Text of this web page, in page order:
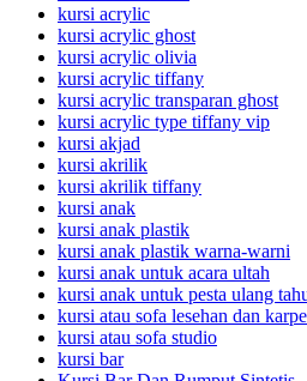
kursi acrylic
kursi acrylic ghost
kursi acrylic olivia
kursi acrylic tiffany
kursi acrylic transparan ghost
kursi acrylic type tiffany vip
kursi akjad
kursi akrilik
kursi akrilik tiffany
kursi anak
kursi anak plastik
kursi anak plastik warna-warni
kursi anak untuk acara ultah
kursi anak untuk pesta ulang
kursi atau sofa lesehan dan
kursi atau sofa studio
kursi bar